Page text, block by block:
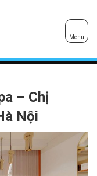
Menu
– Chị
Nội